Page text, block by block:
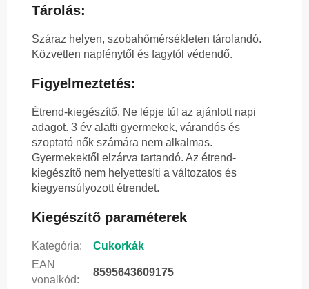
Tárolás:
Száraz helyen, szobahőmérsékleten tárolandó.
Közvetlen napfénytől és fagytól védendő.
Figyelmeztetés:
Étrend-kiegészítő. Ne lépje túl az ajánlott napi
adagot. 3 év alatti gyermekek, várandós és
szoptató nők számára nem alkalmas.
Gyermekektől elzárva tartandó. Az étrend-
kiegészítő nem helyettesíti a változatos és
kiegyensúlyozott étrendet.
Kiegészítő paraméterek
Kategória:
Cukorkák
EAN
vonalkód:
8595643609175